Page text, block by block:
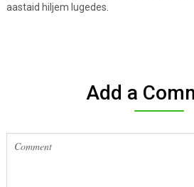
aastaid hiljem lugedes.
Add a